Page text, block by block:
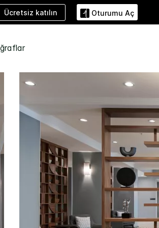
Ücretsiz katılın Oturumu Aç